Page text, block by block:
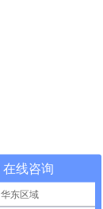
在线咨询
华东区域